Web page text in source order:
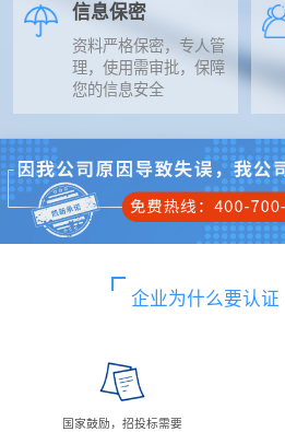
信息保密
资料严格保密，专人管
理，使用需审批，保障
您的信息安全
企业为什么要认证
国家鼓励，招投标需要